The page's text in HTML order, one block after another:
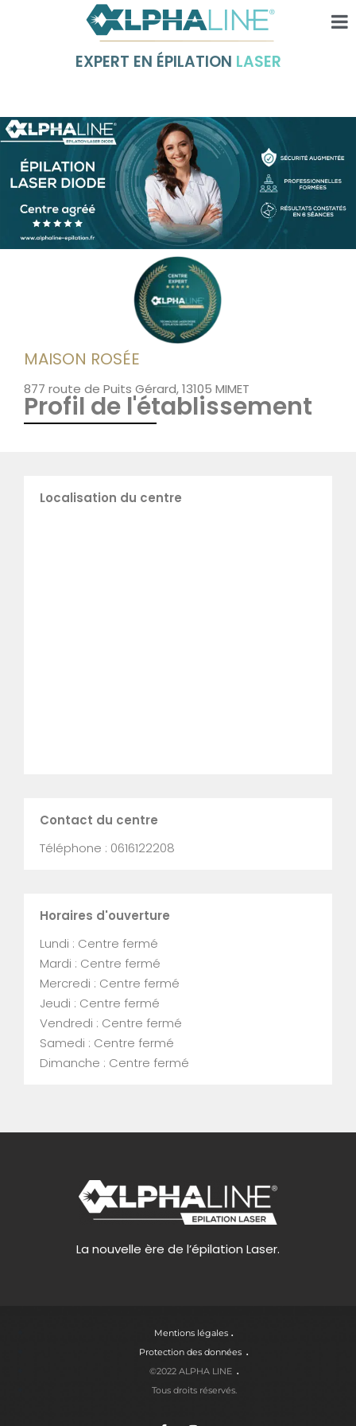
EXPERT EN ÉPILATION LASER
MAISON ROSÉE
877 route de Puits Gérard, 13105 MIMET
Profil de l'établissement
Localisation du centre
Contact du centre
Téléphone : 0616122208
Horaires d'ouverture
Lundi : Centre fermé
Mardi : Centre fermé
Mercredi : Centre fermé
Jeudi : Centre fermé
Vendredi : Centre fermé
Samedi : Centre fermé
Dimanche : Centre fermé
La nouvelle ère de l’épilation Laser.
Mentions légales
Protection des données
©2022 ALPHA LINE
Tous droits réservés.